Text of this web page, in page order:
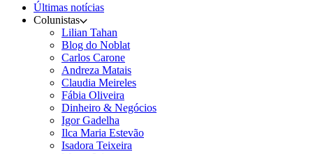
Últimas notícias
Colunistas
Lilian Tahan
Blog do Noblat
Carlos Carone
Andreza Matais
Claudia Meireles
Fábia Oliveira
Dinheiro & Negócios
Igor Gadelha
Ilca Maria Estevão
Isadora Teixeira